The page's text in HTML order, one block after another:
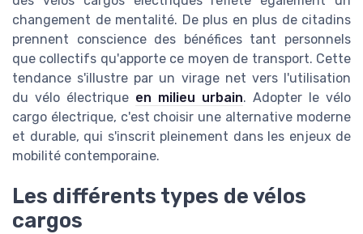
changement de mentalité. De plus en plus de citadins
prennent conscience des bénéfices tant personnels
que collectifs qu'apporte ce moyen de transport. Cette
tendance s'illustre par un virage net vers l'utilisation
du vélo électrique en milieu urbain. Adopter le vélo
cargo électrique, c'est choisir une alternative moderne
et durable, qui s'inscrit pleinement dans les enjeux de
mobilité contemporaine.
Les différents types de vélos
cargos